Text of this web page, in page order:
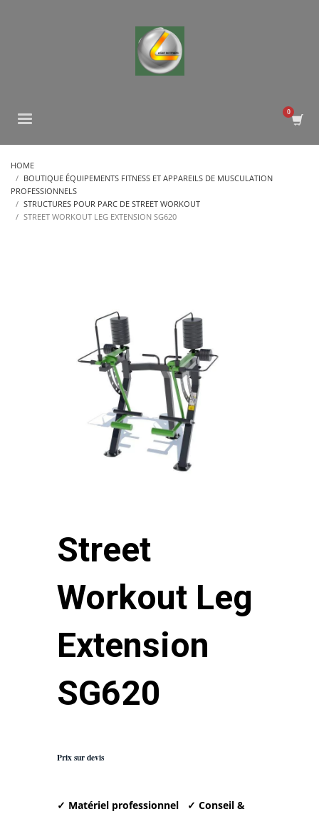
HOME
BOUTIQUE ÉQUIPEMENTS FITNESS ET APPAREILS DE MUSCULATION
PROFESSIONNELS
STRUCTURES POUR PARC DE STREET WORKOUT
STREET WORKOUT LEG EXTENSION SG620
Street
Workout Leg
Extension
SG620
Prix sur devis
✓ Matériel professionnel
✓ Conseil &